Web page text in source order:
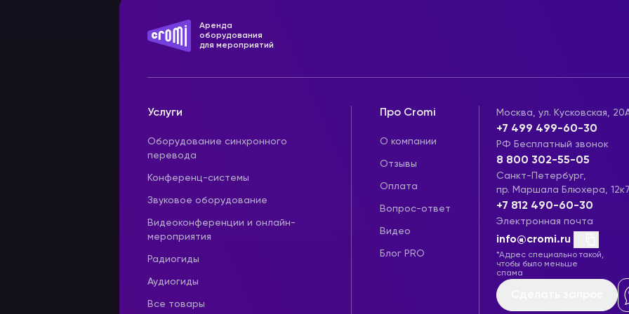
Аренда
оборудования
для мероприятий
Услуги
Оборудование синхронного
перевода
Конференц-системы
Звуковое оборудование
Видеоконференции и онлайн-
мероприятия
Радиогиды
Аудиогиды
Все товары
Про Cromi
О компании
Отзывы
Оплата
Вопрос-ответ
Видео
Блог PRO
Москва, ул. Кусковская,
+7 499 499-60-30
РФ Бесплатный звонок
8 800 302-55-05
Санкт-Петербург,
пр. Маршала Блюхера,
+7 812 490-60-30
Электронная почта
info@cromi.ru
*Адрес специально такой,
чтобы было меньше
спама